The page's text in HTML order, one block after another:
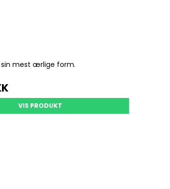
sin mest ærlige form.
VIS PRODUKT